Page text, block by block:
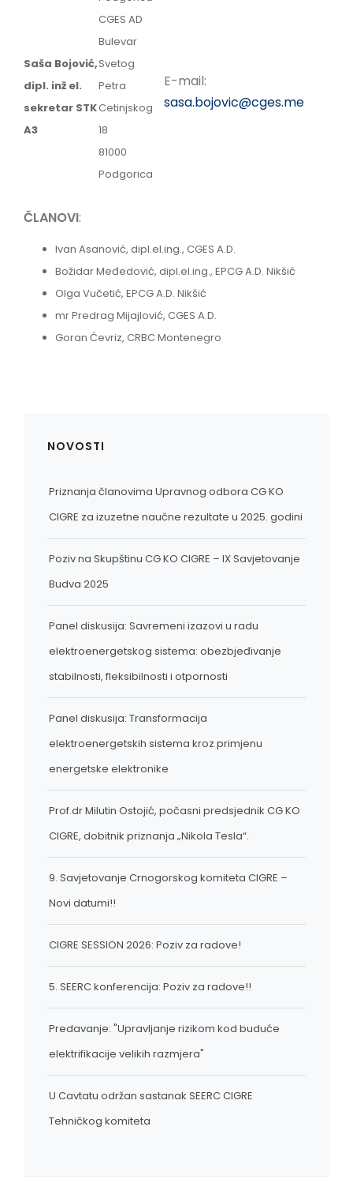
Saša Bojović,
dipl. inž el.
sekretar STK
A3
CGES AD
Bulevar
Svetog
Petra
Cetinjskog
18
81000
Podgorica
E-mail:
sasa.bojovic@cges.me
ČLANOVI:
Ivan Asanović, dipl.el.ing., CGES A.D.
Božidar Međedović, dipl.el.ing., EPCG A.D. Nikšić
Olga Vučetić, EPCG A.D. Nikšić
mr Predrag Mijajlović, CGES A.D.
Goran Ćevriz, CRBC Montenegro
NOVOSTI
Priznanja članovima Upravnog odbora CG KO
CIGRE za izuzetne naučne rezultate u 2025. godini
Poziv na Skupštinu CG KO CIGRE – IX Savjetovanje
Budva 2025
Panel diskusija: Savremeni izazovi u radu
elektroenergetskog sistema: obezbjeđivanje
stabilnosti, fleksibilnosti i otpornosti
Panel diskusija: Transformacija
elektroenergetskih sistema kroz primjenu
energetske elektronike
Prof.dr Milutin Ostojić, počasni predsjednik CG KO
CIGRE, dobitnik priznanja „Nikola Tesla“.
9. Savjetovanje Crnogorskog komiteta CIGRE –
Novi datumi!!
CIGRE SESSION 2026: Poziv za radove!
5. SEERC konferencija: Poziv za radove!!
Predavanje: "Upravljanje rizikom kod buduće
elektrifikacije velikih razmjera"
U Cavtatu održan sastanak SEERC CIGRE
Tehničkog komiteta